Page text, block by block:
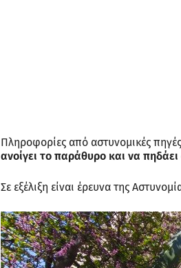
Πληροφορίες από αστυνομικές
ανοίγει το παράθυρο και να
Σε εξέλιξη είναι έρευνα της